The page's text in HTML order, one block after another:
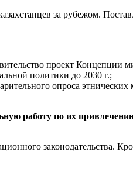
за рубежом.
проект Концепции
политики до 2030 г.;
опроса этнических
работу по их
законодательства.